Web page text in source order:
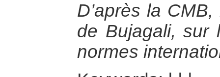
D’après la
de Bujagali, sur
normes